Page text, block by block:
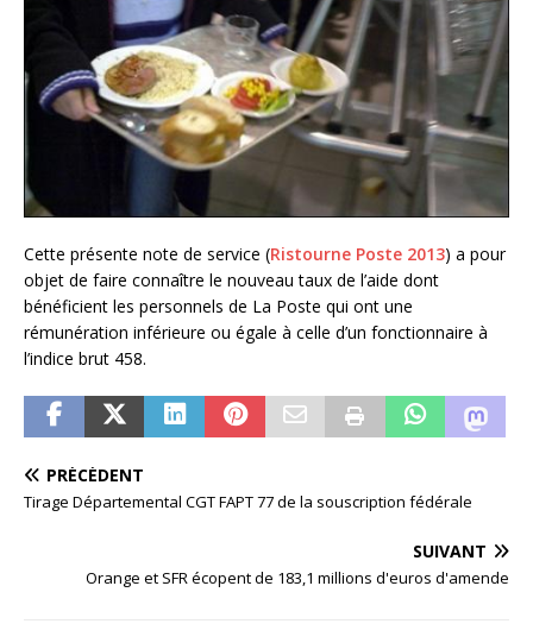
Cette présente note de service (Ristourne Poste 2013) a pour
objet de faire connaître le nouveau taux de l’aide dont
bénéficient les personnels de La Poste qui ont une
rémunération inférieure ou égale à celle d’un fonctionnaire à
l’indice brut 458.
PRÉCÉDENT
Tirage Départemental CGT FAPT 77 de la souscription fédérale
SUIVANT
Orange et SFR écopent de 183,1 millions d'euros d'amende